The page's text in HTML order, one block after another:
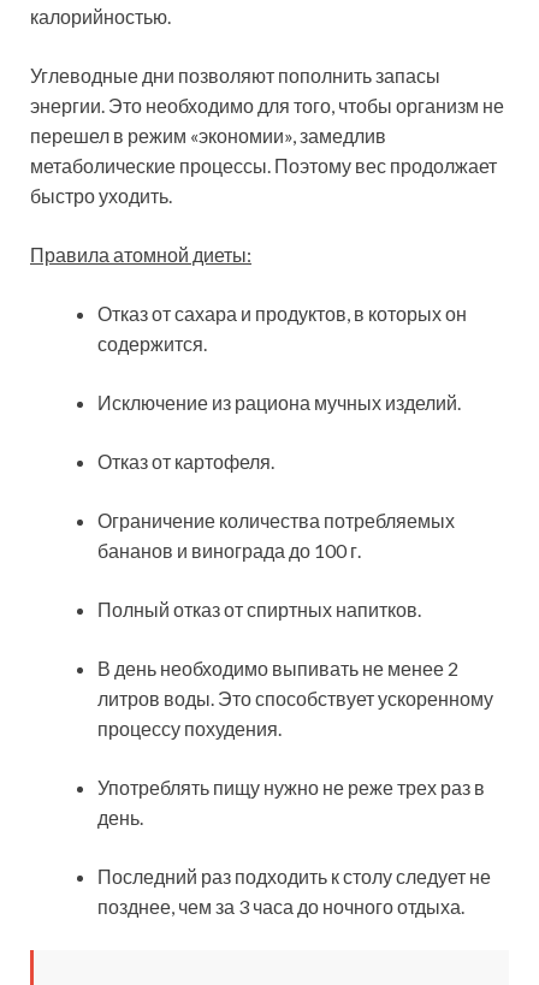
калорийностью.
Углеводные дни позволяют пополнить запасы
энергии. Это необходимо для того, чтобы организм не
перешел в режим «экономии», замедлив
метаболические процессы. Поэтому вес продолжает
быстро уходить.
Правила атомной диеты:
Отказ от сахара и продуктов, в которых он
содержится.
Исключение из рациона мучных изделий.
Отказ от картофеля.
Ограничение количества потребляемых
бананов и винограда до 100 г.
Полный отказ от спиртных напитков.
В день необходимо выпивать не менее 2
литров воды. Это способствует ускоренному
процессу похудения.
Употреблять пищу нужно не реже трех раз в
день.
Последний раз подходить к столу следует не
позднее, чем за 3 часа до ночного отдыха.